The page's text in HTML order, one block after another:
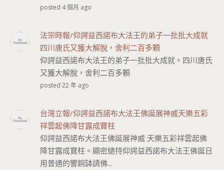
posted 4 個月 ago
法宗時報/仰諤益西諾布大法王的弟子一批批大成就
四川唐氏又獲大解脫，舍利二百多顆
仰諤益西諾布大法王的弟子一批批大成就。四川唐氏
又獲大解脫，舍利二百多顆
posted 22 年 ago
台灣立報/仰諤益西諾布大法王佛誕展神威天樂五彩
祥雲起佛降甘露成寶柱
仰諤益西諾布大法王佛誕展神威 天樂五彩祥雲起佛
降甘露成寶柱。顯密總持仰諤益西諾布大法王佛誕日
用普通的響銅缽請佛...